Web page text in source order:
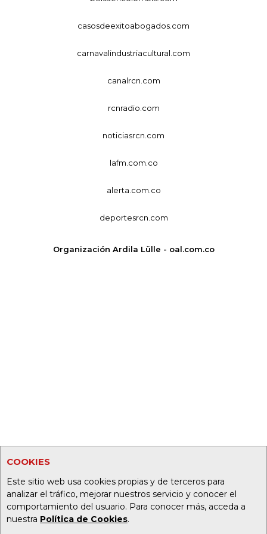
COOKIES
Este sitio web usa cookies propias y de terceros para
analizar el tráfico, mejorar nuestros servicio y conocer el
comportamiento del usuario. Para conocer más, acceda a
nuestra Política de Cookies.
casosdeexitoabogados.com
carnavalindustriacultural.com
canalrcn.com
rcnradio.com
noticiasrcn.com
lafm.com.co
alerta.com.co
deportesrcn.com
Organización Ardila Lülle - oal.com.co